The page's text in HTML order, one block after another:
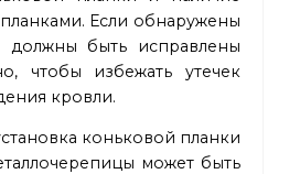
Если обнаружены
быть исправлены
чтобы избежать утечек
кровли.
коньковой планки
может быть